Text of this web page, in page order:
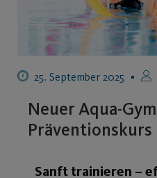
25. September 2025
Neuer Aqua-
Präventionskurs
Sanft trainieren –